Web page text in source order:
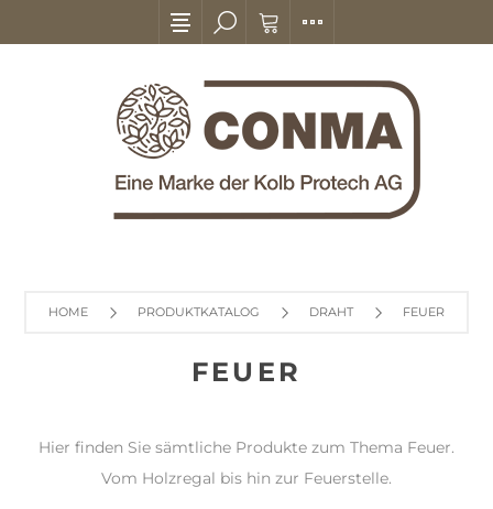
HOME PRODUKTKATALOG DRAHT FEUER
FEUER
Hier finden Sie sämtliche Produkte zum Thema Feuer.
Vom Holzregal bis hin zur Feuerstelle.